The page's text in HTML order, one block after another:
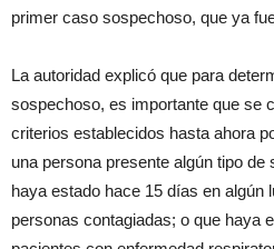
primer caso sospechoso, que ya
La autoridad explicó que para
sospechoso, es importante que se
criterios establecidos hasta ahora
una persona presente algún tipo
haya estado hace 15 días en algún
personas contagiadas; o que haya